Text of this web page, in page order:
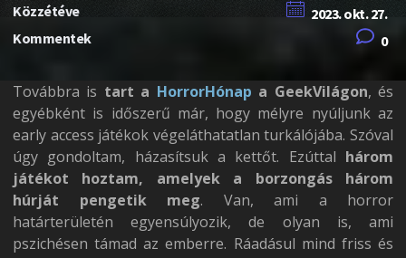
Közzétéve
2023. okt. 27.
Kommentek
0
Továbbra is tart a HorrorHónap a GeekVilágon, és
egyébként is időszerű már, hogy mélyre nyúljunk az
early access játékok végeláthatatlan turkálójába. Szóval
úgy gondoltam, házasítsuk a kettőt. Ezúttal három
játékot hoztam, amelyek a borzongás három
húrját pengetik meg. Van, ami a horror
határterületén egyensúlyozik, de olyan is, ami
pszichésen támad az emberre. Ráadásul mind friss és